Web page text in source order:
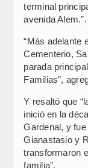
terminal
avenida Alem.”.
“Más adelante
Cementerio,
parada
Familias”,
Y resaltó que
inició en la
Gardenal, y
Gianastasio y
transformaron
familia”.